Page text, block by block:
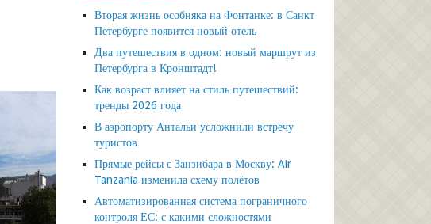
Вторая жизнь особняка на Фонтанке: в Санкт
Петербурге появится новый отель
Два путешествия в одном: новый маршрут из
Петербурга в Кронштадт!
Как возраст влияет на стиль путешествий:
тренды 2026 года
В аэропорту Антальи усложнили встречу
туристов
Прямые рейсы с Занзибара в Москву: Air
Tanzania изменила схему полётов
Автоматизированная система пограничного
контроля ЕС: с какими сложностями